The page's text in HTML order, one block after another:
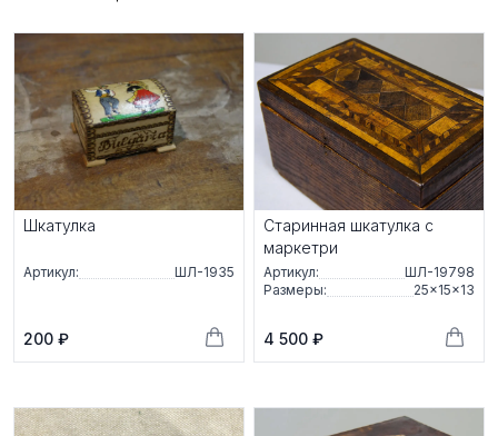
Шкатулка
Артикул: ШЛ-1935
200 ₽
Старинная шкатулка с
маркетри
Артикул:
ШЛ-19798
Размеры:
25×15×13
4 500 ₽